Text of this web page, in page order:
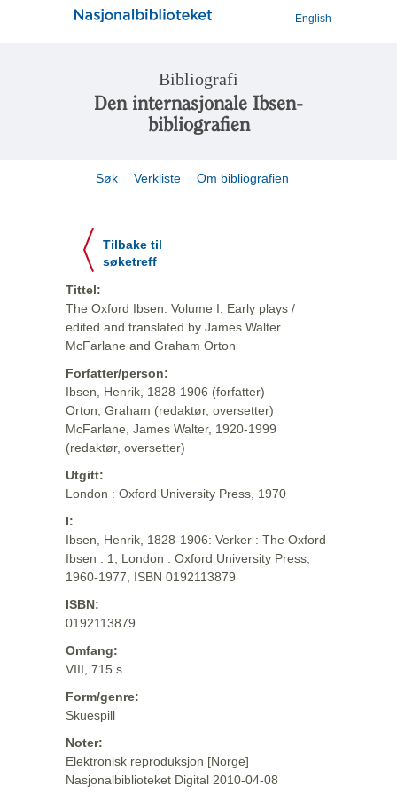
English
Bibliografi
Den internasjonale Ibsen-
bibliografien
Søk Verkliste Om bibliografien
Tilbake til
søketreff
Tittel:
The Oxford Ibsen. Volume I. Early plays /
edited and translated by James Walter
McFarlane and Graham Orton
Forfatter/person:
Ibsen, Henrik, 1828-1906 (forfatter)
Orton, Graham (redaktør, oversetter)
McFarlane, James Walter, 1920-1999
(redaktør, oversetter)
Utgitt:
London : Oxford University Press, 1970
I:
Ibsen, Henrik, 1828-1906: Verker : The Oxford
Ibsen : 1, London : Oxford University Press,
1960-1977, ISBN 0192113879
ISBN:
0192113879
Omfang:
VIII, 715 s.
Form/genre:
Skuespill
Noter:
Elektronisk reproduksjon [Norge]
Nasjonalbiblioteket Digital 2010-04-08